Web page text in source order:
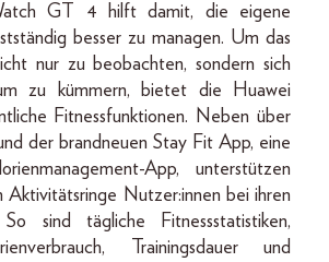
GT 4 hilft damit, die eigene
besser zu managen. Um das
nur zu beobachten, sondern sich
zu kümmern, bietet die Huawei
Fitnessfunktionen. Neben über
der brandneuen Stay Fit App, eine
App, unterstützen
Aktivitätsringe Nutzer:innen bei ihren
So sind tägliche Fitnessstatistiken,
Trainingsdauer und